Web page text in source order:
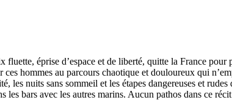
éprise d’espace et de liberté, quitte la France pour
hommes au parcours chaotique et douloureux qui
nuits sans sommeil et les étapes dangereuses et
les bars avec les autres marins. Aucun pathos dans ce